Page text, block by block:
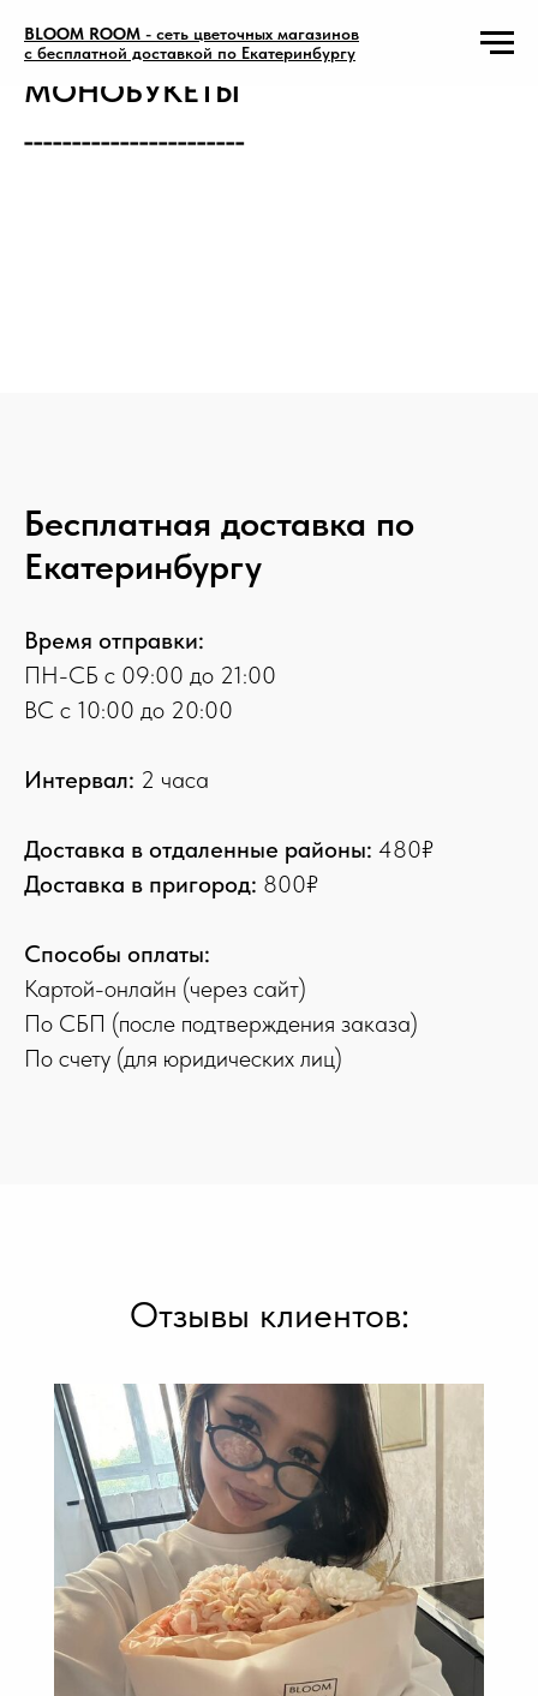
BLOOM ROOM - сеть цветочных магазинов
с бесплатной доставкой по Екатеринбургу
МОНОБУКЕТЫ
Бесплатная доставка по
Екатеринбургу
Время отправки:
ПН-СБ с 09:00 до 21:00
ВС с 10:00 до 20:00
Интервал: 2 часа
Доставка в отдаленные районы: 480₽
Доставка в пригород: 800₽
Способы оплаты:
Картой-онлайн (через сайт)
По СБП (после подтверждения заказа)
По счету (для юридических лиц)
Отзывы клиентов: